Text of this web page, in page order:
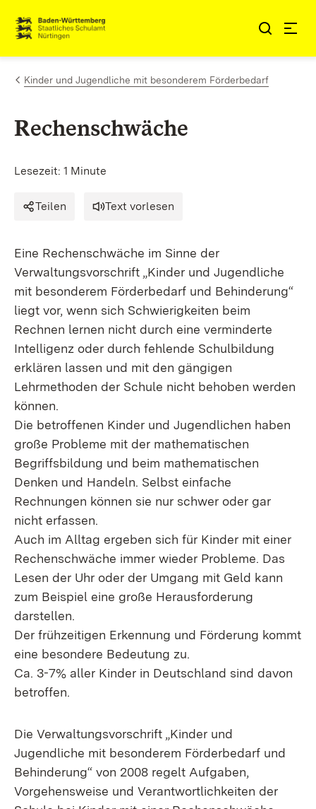
Zum Inhalt springen
Link zur Startseite
Kinder und Jugendliche mit besonderem Förderbedarf
Rechenschwäche
Lesezeit: 1 Minute
Teilen Text vorlesen
Eine Rechenschwäche im Sinne der
Verwaltungsvorschrift „Kinder und Jugendliche
mit besonderem Förderbedarf und Behinderung“
liegt vor, wenn sich Schwierigkeiten beim
Rechnen lernen nicht durch eine verminderte
Intelligenz oder durch fehlende Schulbildung
erklären lassen und mit den gängigen
Lehrmethoden der Schule nicht behoben werden
können.
Die betroffenen Kinder und Jugendlichen haben
große Probleme mit der mathematischen
Begriffsbildung und beim mathematischen
Denken und Handeln. Selbst einfache
Rechnungen können sie nur schwer oder gar
nicht erfassen.
Auch im Alltag ergeben sich für Kinder mit einer
Rechenschwäche immer wieder Probleme. Das
Lesen der Uhr oder der Umgang mit Geld kann
zum Beispiel eine große Herausforderung
darstellen.
Der frühzeitigen Erkennung und Förderung kommt
eine besondere Bedeutung zu.
Ca. 3-7% aller Kinder in Deutschland sind davon
betroffen.
Die Verwaltungsvorschrift „Kinder und
Jugendliche mit besonderem Förderbedarf und
Behinderung“ von 2008 regelt Aufgaben,
Vorgehensweise und Verantwortlichkeiten der